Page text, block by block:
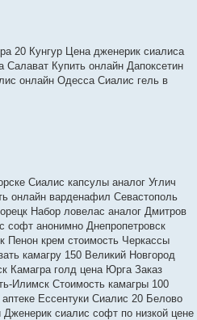
20 Кунгур Цена дженерик сиалиса
Салават Купить онлайн Дапоксетин
онлайн Одесса Сиалис гель в
Сиалис капсулы аналог Углич
онлайн варденафил Севастополь
Набор ловелас аналог Дмитров
софт анонимно Днепропетровск
Пенон крем стоимость Черкассы
камагру 150 Великий Новгород
Камагра голд цена Юрга Заказ
Илимск Стоимость камагры 100
Ессентуки Сиалис 20 Белово
сиалис софт по низкой цене